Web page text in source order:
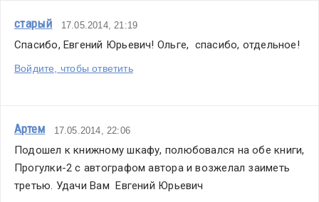
старый 17.05.2014, 21:19
Спасибо, Евгений Юрьевич! Ольге,  спасибо, отдельное!
Войдите, чтобы ответить
Артем 17.05.2014, 22:06
Подошел к книжному шкафу, полюбовался на обе книги,
Прогулки-2 с автографом автора и возжелал заиметь
третью. Удачи Вам  Евгений Юрьевич